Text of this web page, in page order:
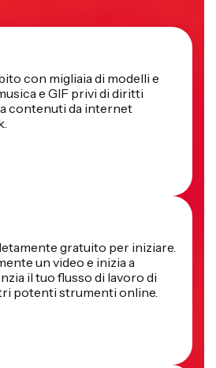
con migliaia di modelli e
e GIF privi di diritti
contenuti da internet
gratuito per iniziare.
un video e inizia a
il tuo flusso di lavoro di
potenti strumenti online.